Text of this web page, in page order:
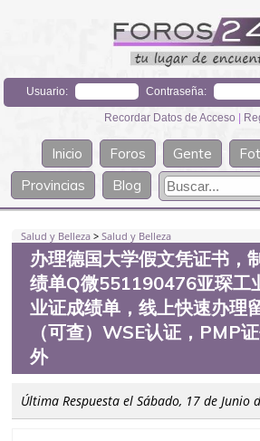
Usuario: Contraseña:
Recordar Datos de Acceso |
Inicio Foros Gente
Provincias
Blog
Salud y Belleza >Salud y Belleza
办理德国大学假文凭证书，
绩单Q微551190476亚琛工
业证成绩单，线上快速办理
（可查）WSE认证，PMP
外
Última Respuesta el Sábado, 17 de Junio